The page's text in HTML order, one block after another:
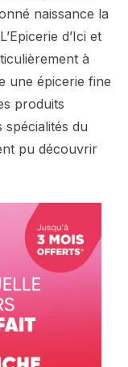
naissance la
d’Ici et
à
une épicerie fine
produits
du
pu découvrir